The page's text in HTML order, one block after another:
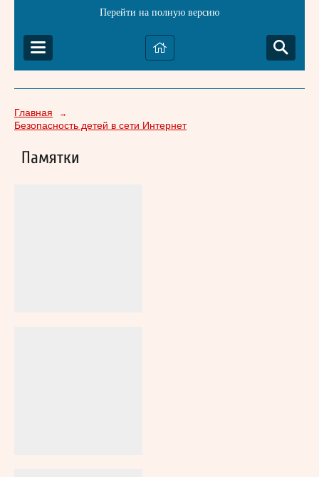
Перейти на полную версию
Главная →
Безопасность детей в сети Интернет
Памятки